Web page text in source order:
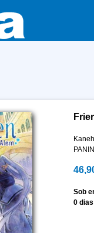
Sob
0 dias